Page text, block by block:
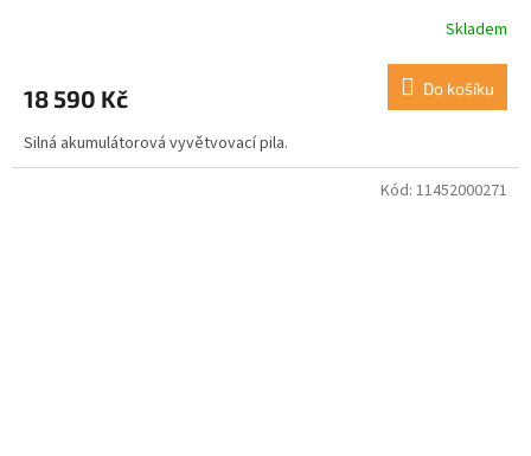
Skladem
18 590 Kč Do košíku
Silná akumulátorová vyvětvovací pila.
Kód: 11452000271